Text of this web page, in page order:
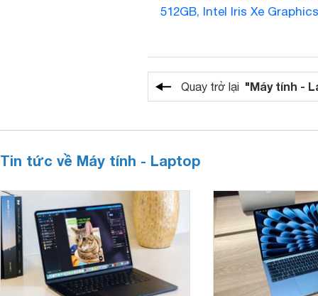
512GB, Intel Iris Xe
Quay trở lại "Máy tính -
Tin tức về Máy tính - Laptop